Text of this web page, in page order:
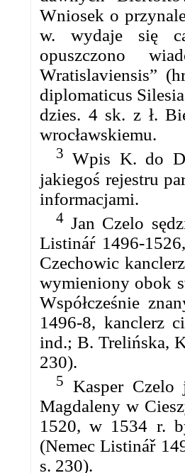
Wniosek o
w. wydaje się
opuszczono
Wratislaviensis”
diplomaticus
dzies. 4 sk. z ł.
wrocławskiemu.
3 Wpis K. do
jakiegoś rejestru
informacjami.
4 Jan Czelo
Listináŕ 1496-
Czechowic
wymieniony obok
Współcześnie
1496-8, kanclerz
ind.; B. Trelińska,
230).
5
Kasper
Magdaleny w
1520, w 1534 r.
(Nemec Listinář
s. 230).